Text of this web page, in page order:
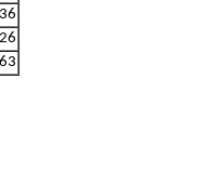
36
26
63